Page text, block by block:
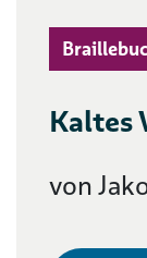
Kaltes
von